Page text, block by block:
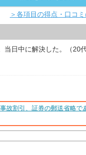
＞各項目の得点・口コ
日中に解決した。（20代
故割引、証券の郵送省略で